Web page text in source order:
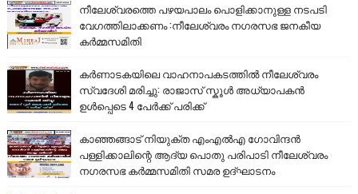
നീലേശ്വരത്തെ പഴയപാലം പൊളിക്കാനുള്ള നടപടി
വേഗത്തിലാക്കണം :നീലേശ്വരം നഗരസഭ ജനകീയ
കർമ്മസമിതി
കർണാടകയിലെ വാഹനാപകടത്തിൽ നീലേശ്വരം
സ്വദേശി മരിച്ചു: രാജാസ് സ്കൂൾ അധ്യാപകൻ
ഉൾപ്പെടെ 4 പേർക്ക് പരിക്ക്
കാഞ്ഞങ്ങാട് നിയുക്ത എംഎൽഎ ഗോവിന്ദൻ
പള്ളിക്കാലിന്റെ ആദ്യ പൊതു പരിപാടി നീലേശ്വരം
നഗരസഭ കർമ്മസമിതി സമര ഉദ്ഘാടനം